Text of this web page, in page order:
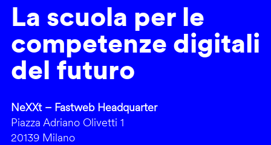
La scuola per le
competenze digitali
del futuro
NeXXt – Fastweb Headquarter
Piazza Adriano Olivetti 1
20139 Milano